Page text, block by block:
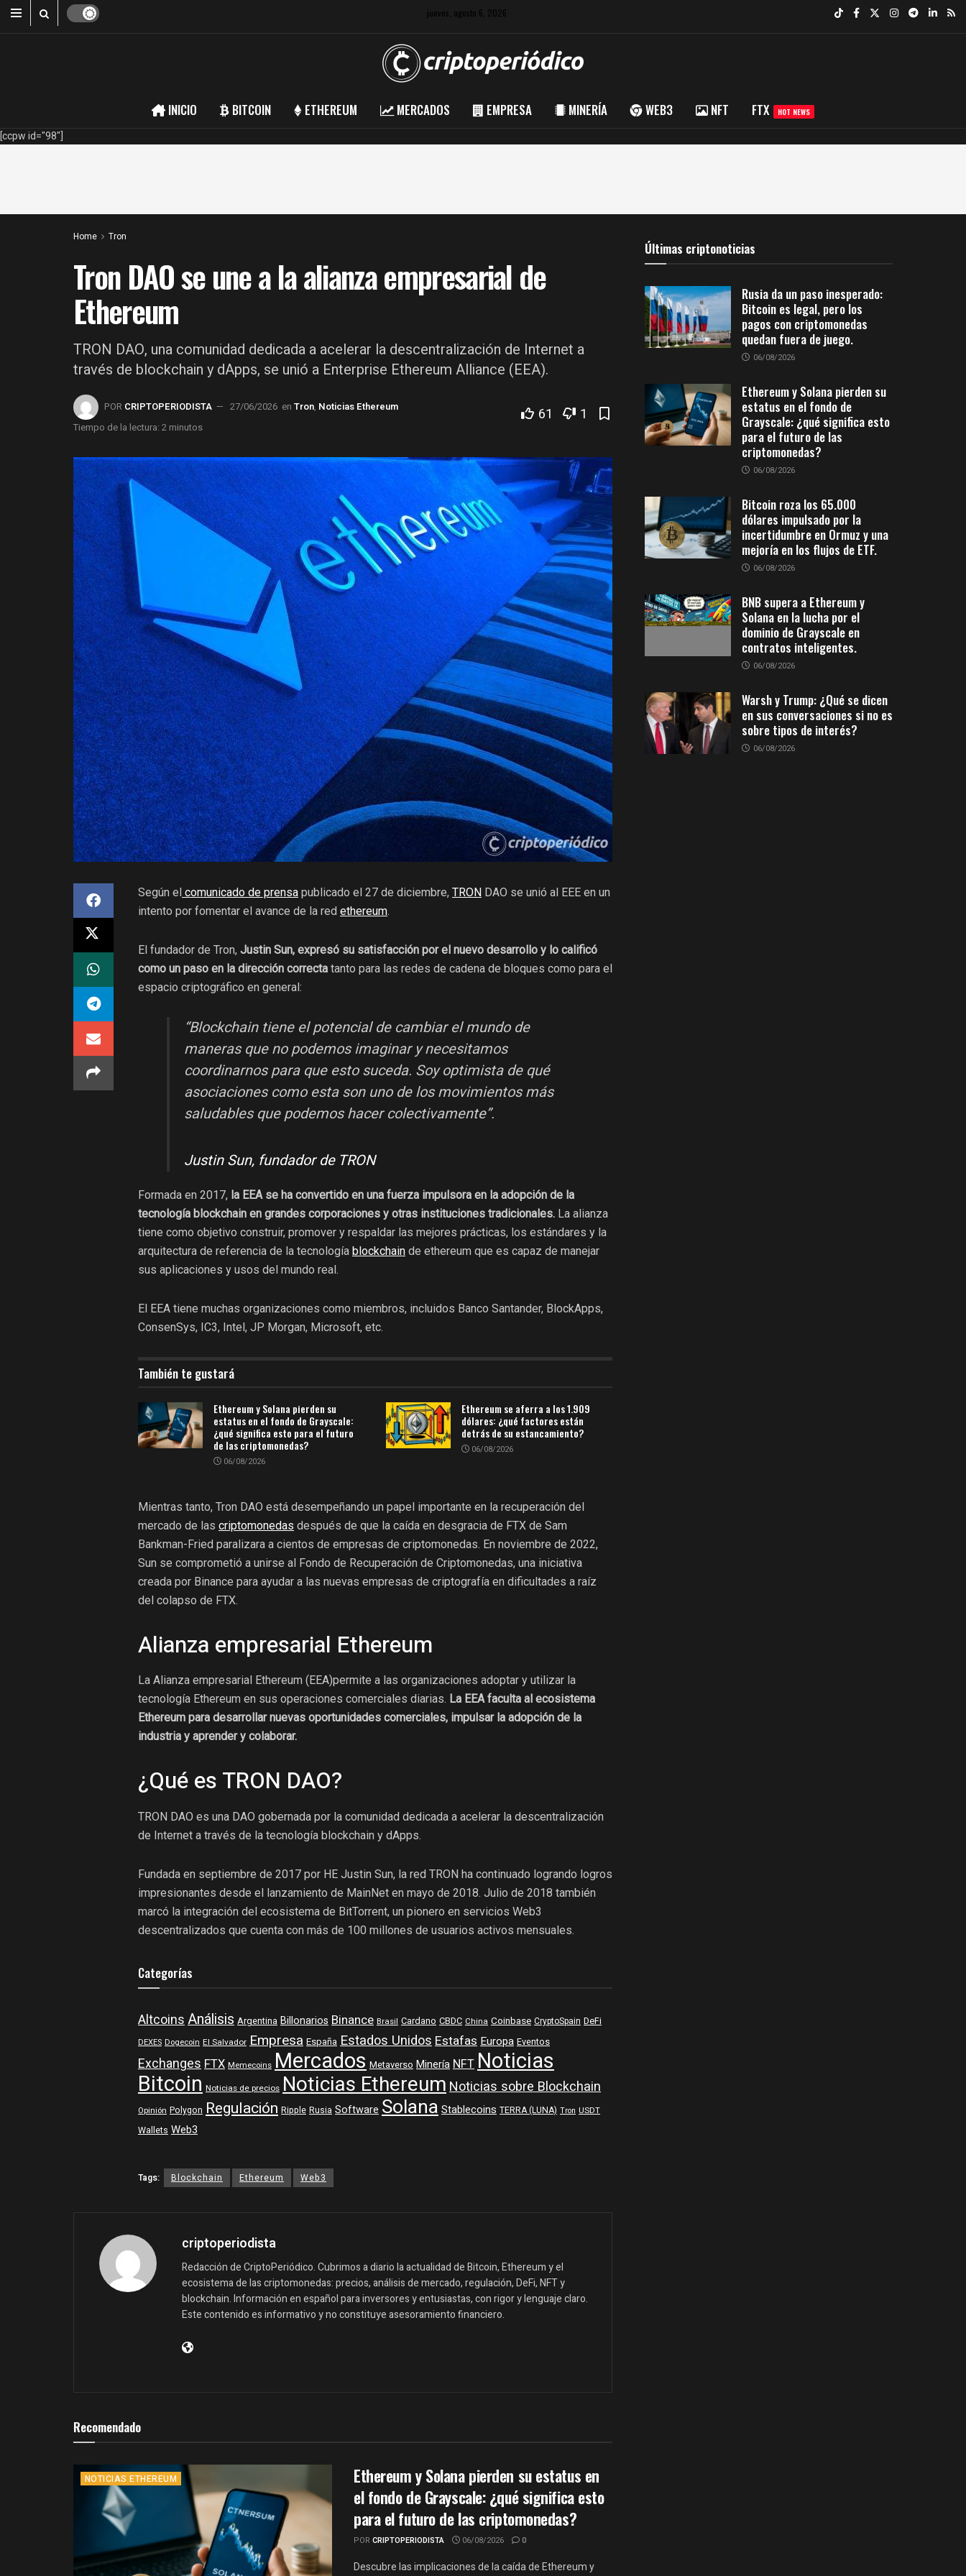
jueves, agosto 6, 2026
INICIO BITCOIN ETHEREUM MERCADOS EMPRESA MINERÍA WEB3 NFT FTX HOT NEWS
[ccpw id="98"]
Home Tron
Tron DAO se une a la alianza empresarial de
Ethereum
TRON DAO, una comunidad dedicada a acelerar la descentralización de Internet a
través de blockchain y dApps, se unió a Enterprise Ethereum Alliance (EEA).
POR CRIPTOPERIODISTA 27/06/2026 en Tron, Noticias Ethereum
Tiempo de la lectura: 2 minutos
61 1
Según el comunicado de prensa publicado el 27 de diciembre, TRON DAO se unió al EEE en un
intento por fomentar el avance de la red ethereum.
El fundador de Tron, Justin Sun, expresó su satisfacción por el nuevo desarrollo y lo calificó
como un paso en la dirección correcta tanto para las redes de cadena de bloques como para el
espacio criptográfico en general:
“Blockchain tiene el potencial de cambiar el mundo de
maneras que no podemos imaginar y necesitamos
coordinarnos para que esto suceda. Soy optimista de qué
asociaciones como esta son uno de los movimientos más
saludables que podemos hacer colectivamente”.
Justin Sun, fundador de TRON
Formada en 2017, la EEA se ha convertido en una fuerza impulsora en la adopción de la
tecnología blockchain en grandes corporaciones y otras instituciones tradicionales. La alianza
tiene como objetivo construir, promover y respaldar las mejores prácticas, los estándares y la
arquitectura de referencia de la tecnología blockchain de ethereum que es capaz de manejar
sus aplicaciones y usos del mundo real.
El EEA tiene muchas organizaciones como miembros, incluidos Banco Santander, BlockApps,
ConsenSys, IC3, Intel, JP Morgan, Microsoft, etc.
También te gustará
Ethereum y Solana pierden su
estatus en el fondo de Grayscale:
¿qué significa esto para el futuro
de las criptomonedas?
06/08/2026
Ethereum se aferra a los 1.909
dólares: ¿qué factores están
detrás de su estancamiento?
06/08/2026
Mientras tanto, Tron DAO está desempeñando un papel importante en la recuperación del
mercado de las criptomonedas después de que la caída en desgracia de FTX de Sam
Bankman-Fried paralizara a cientos de empresas de criptomonedas. En noviembre de 2022,
Sun se comprometió a unirse al Fondo de Recuperación de Criptomonedas, una iniciativa
creada por Binance para ayudar a las nuevas empresas de criptografía en dificultades a raíz
del colapso de FTX.
Alianza empresarial Ethereum
La Alianza empresarial Ethereum (EEA)permite a las organizaciones adoptar y utilizar la
tecnología Ethereum en sus operaciones comerciales diarias. La EEA faculta al ecosistema
Ethereum para desarrollar nuevas oportunidades comerciales, impulsar la adopción de la
industria y aprender y colaborar.
¿Qué es TRON DAO?
TRON DAO es una DAO gobernada por la comunidad dedicada a acelerar la descentralización
de Internet a través de la tecnología blockchain y dApps.
Fundada en septiembre de 2017 por HE Justin Sun, la red TRON ha continuado logrando logros
impresionantes desde el lanzamiento de MainNet en mayo de 2018. Julio de 2018 también
marcó la integración del ecosistema de BitTorrent, un pionero en servicios Web3
descentralizados que cuenta con más de 100 millones de usuarios activos mensuales.
Categorías
AltcoinsAnálisis Argentina Billonarios Binance Brasil Cardano CBDC China Coinbase CryptoSpain DeFi
DEXES Dogecoin El Salvador Empresa España Estados UnidosEstafasEuropa Eventos
ExchangesFTX Memecoins Mercados Metaverso MineríaNFTNoticias
Bitcoin Noticias de precios Noticias EthereumNoticias sobre Blockchain
Opinión Polygon Regulación Ripple Rusia Software SolanaStablecoins TERRA (LUNA) Tron USDT
Wallets Web3
Tags: Blockchain Ethereum Web3
criptoperiodista
Redacción de CriptoPeriódico. Cubrimos a diario la actualidad de Bitcoin, Ethereum y el
ecosistema de las criptomonedas: precios, análisis de mercado, regulación, DeFi, NFT y
blockchain. Información en español para inversores y entusiastas, con rigor y lenguaje claro.
Este contenido es informativo y no constituye asesoramiento financiero.
Recomendado
NOTICIAS ETHEREUM
Ethereum y Solana pierden su estatus en
el fondo de Grayscale: ¿qué significa esto
para el futuro de las criptomonedas?
POR CRIPTOPERIODISTA 06/08/2026 0
Descubre las implicaciones de la caída de Ethereum y
Últimas criptonoticias
Rusia da un paso inesperado:
Bitcoin es legal, pero los
pagos con criptomonedas
quedan fuera de juego.
06/08/2026
Ethereum y Solana pierden su
estatus en el fondo de
Grayscale: ¿qué significa esto
para el futuro de las
criptomonedas?
06/08/2026
Bitcoin roza los 65.000
dólares impulsado por la
incertidumbre en Ormuz y una
mejoría en los flujos de ETF.
06/08/2026
BNB supera a Ethereum y
Solana en la lucha por el
dominio de Grayscale en
contratos inteligentes.
06/08/2026
Warsh y Trump: ¿Qué se dicen
en sus conversaciones si no es
sobre tipos de interés?
06/08/2026